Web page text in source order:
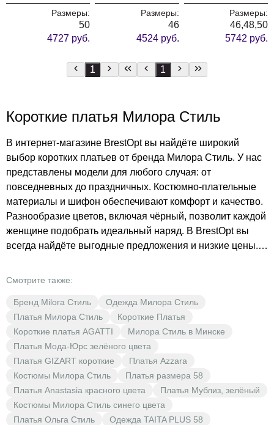
Размеры:
50
4727 руб.
Размеры:
46
4524 руб.
Размеры:
46,48,50
5742 руб.
1 1
Короткие платья Милора Стиль
В интернет-магазине BrestOpt вы найдёте широкий
выбор коротких платьев от бренда Милора Стиль. У нас
представлены модели для любого случая: от
повседневных до праздничных. Костюмно-плательные
материалы и шифон обеспечивают комфорт и качество.
Разнообразие цветов, включая чёрный, позволит каждой
женщине подобрать идеальный наряд. В BrestOpt вы
всегда найдёте выгодные предложения и низкие цены.
Смотрите также:
Бренд Milora Стиль
Одежда Милора Стиль
Платья Милора Стиль
Короткие Платья
Короткие платья AGATTI
Милора Стиль в Минске
Платья Мода-Юрс зелёного цвета
Платья GIZART короткие
Платья Azzara
Костюмы Милора Стиль
Платья размера 58
Платья Anastasia красного цвета
Платья Мублиз, зелёный
Костюмы Милора Стиль синего цвета
Платья Ольга Стиль
Одежда TAITA PLUS 58